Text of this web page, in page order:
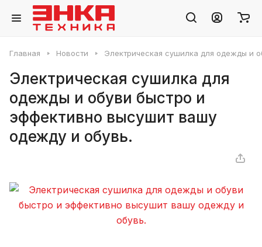
Главная Новости Электрическая сушилка для одежды и
Электрическая сушилка для
одежды и обуви быстро и
эффективно высушит вашу
одежду и обувь.